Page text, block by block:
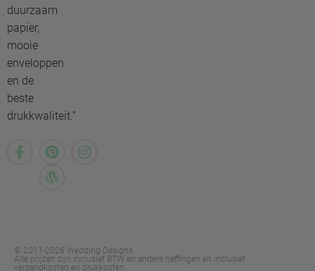
duurzaam
papier,
mooie
enveloppen
en de
beste
drukkwaliteit.”
© 2011-2026 Wedding Designs
Alle prijzen zijn inclusief BTW en andere heffingen én inclusief
verzendkosten en drukkosten.